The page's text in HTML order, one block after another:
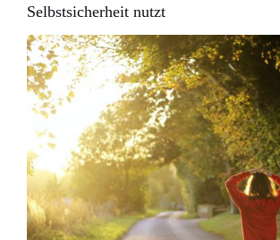
Selbstsicherheit nutzt